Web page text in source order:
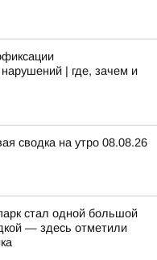
| где, зачем и
сводка на утро 08.08.26
стал одной большой
— здесь отметили